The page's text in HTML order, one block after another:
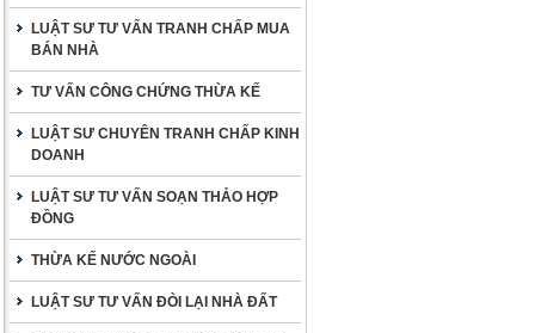
LUẬT SƯ TƯ VẤN TRANH CHẤP MUA
BÁN NHÀ
TƯ VẤN CÔNG CHỨNG THỪA KẾ
LUẬT SƯ CHUYÊN TRANH CHẤP KINH
DOANH
LUẬT SƯ TƯ VẤN SOẠN THẢO HỢP
ĐỒNG
THỪA KẾ NƯỚC NGOÀI
LUẬT SƯ TƯ VẤN ĐÒI LẠI NHÀ ĐẤT